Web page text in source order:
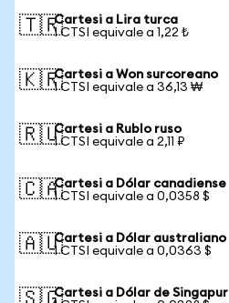
🇹🇷Cartesi a Lira turca
1 CTSI equivale a 1,22 ₺
🇰🇷Cartesi a Won surcoreano
1 CTSI equivale a 36,13 ₩
🇷🇺Cartesi a Rublo ruso
1 CTSI equivale a 2,11 ₽
🇨🇦Cartesi a Dólar canadiense
1 CTSI equivale a 0,0358 $
🇦🇺Cartesi a Dólar australiano
1 CTSI equivale a 0,0363 $
Cartesi a Dólar de Singapur